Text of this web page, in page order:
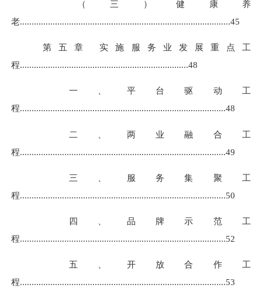
（三）健康养
老..........................................................................................45
第五章 实施服务业发展重点工
程........................................................................48
一、平台驱动工
程........................................................................................48
二、两业融合工
程........................................................................................49
三、服务集聚工
程........................................................................................50
四、品牌示范工
程........................................................................................52
五、开放合作工
程........................................................................................53